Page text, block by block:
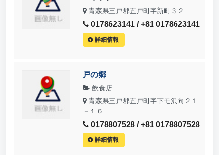
青森県三戸郡五戸町字新町３２
0178623141 / +81 0178623141
詳細情報
戸の郷
飲食店
青森県三戸郡五戸町字下モ沢向２１
－１６
0178807528 / +81 0178807528
詳細情報